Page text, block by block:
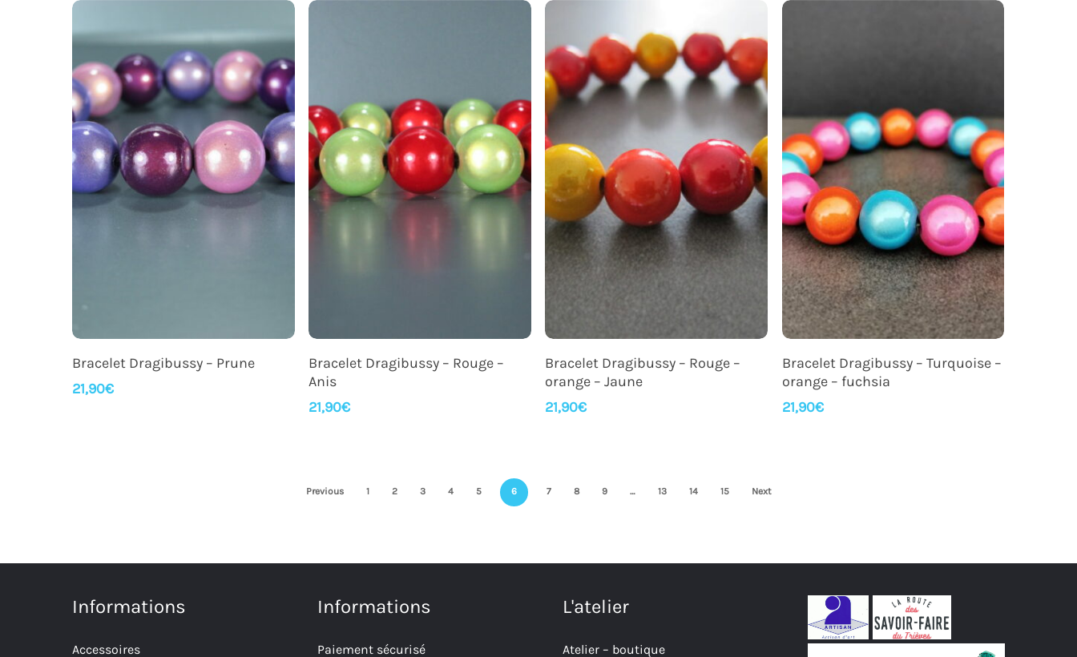
Ajouter Au Panier
Bracelet Dragibussy – Prune
21,90€
Ajouter Au Panier
Bracelet Dragibussy – Rouge –
Anis
21,90€
Ajouter Au Panier
Bracelet Dragibussy – Rouge –
orange – Jaune
21,90€
Ajouter Au Panier
Bracelet Dragibussy – Turquoise –
orange – fuchsia
21,90€
Previous 1 2 3 4 5 6 7 8 9 … 13 14 15 Next
Informations
Accessoires
Informations
Paiement sécurisé
L'atelier
Atelier – boutique